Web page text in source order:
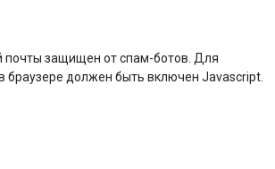
почты защищен от спам-ботов. Для
браузере должен быть включен Javascript.